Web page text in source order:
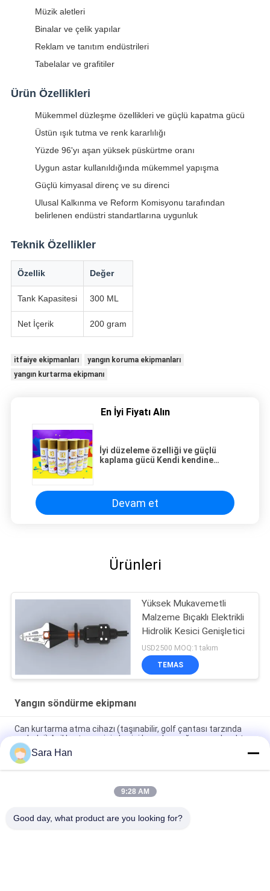
Müzik aletleri
Binalar ve çelik yapılar
Reklam ve tanıtım endüstrileri
Tabelalar ve grafitiler
Ürün Özellikleri
Mükemmel düzleşme özellikleri ve güçlü kapatma gücü
Üstün ışık tutma ve renk kararlılığı
Yüzde 96'yı aşan yüksek püskürtme oranı
Uygun astar kullanıldığında mükemmel yapışma
Güçlü kimyasal direnç ve su direnci
Ulusal Kalkınma ve Reform Komisyonu tarafından
belirlenen endüstri standartlarına uygunluk
Teknik Özellikler
Özellik Değer
Tank Kapasitesi 300 ML
Net İçerik 200 gram
itfaiye ekipmanları
yangın koruma ekipmanları
yangın kurtarma ekipmanı
En İyi Fiyatı Alın
İyi düzeleme özelliği ve güçlü
kaplama gücü Kendi kendine
Devam et
Ürünleri
Yüksek Mukavemetli
Malzeme Bıçaklı Elektrikli
Hidrolik Kesici Genişletici
USD2500 MOQ:1 takım
TEMAS
Yangın söndürme ekipmanı
Can kurtarma atma cihazı (taşınabilir, golf çantası tarzında
ambalaj) Acil kurtarma için harici hava kaynağına gerek yoktur,
bir hava basınç ölçerine sahiptir.
Yeni enerjili araçlar için gövde altında soğutma cihazı (Kart tipi)
Yeni enerjili araçlar için gövde altındaki soğutma cihazı
Sara Han
9:28 AM
Good day, what product are you looking for?